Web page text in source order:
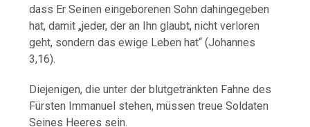
dass Er Seinen eingeborenen Sohn dahingegeben
hat, damit „jeder, der an Ihn glaubt, nicht verloren
geht, sondern das ewige Leben hat“ (Johannes
3,16).
Diejenigen, die unter der blutgetränkten Fahne des
Fürsten Immanuel stehen, müssen treue Soldaten
Seines Heeres sein.